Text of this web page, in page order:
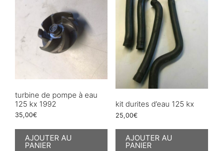
turbine de pompe à eau
125 kx 1992
35,00€
AJOUTER AU
PANIER
kit durites d’eau 125 kx
25,00€
AJOUTER AU
PANIER